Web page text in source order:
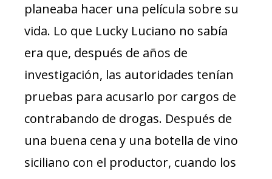
planeaba hacer una película sobre su
vida. Lo que Lucky Luciano no sabía
era que, después de años de
investigación, las autoridades tenían
pruebas para acusarlo por cargos de
contrabando de drogas. Después de
una buena cena y una botella de vino
siciliano con el productor, cuando los